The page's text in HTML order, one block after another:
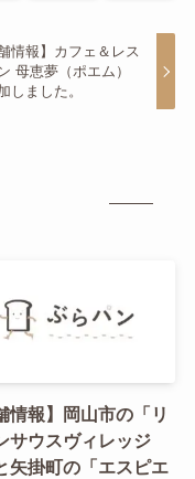
舗情報】カフェ＆レス
母恵夢（ポエム）
しました。
情報】岡山市の「リ
サウスヴィレッジ
矢掛町の「エスピエ